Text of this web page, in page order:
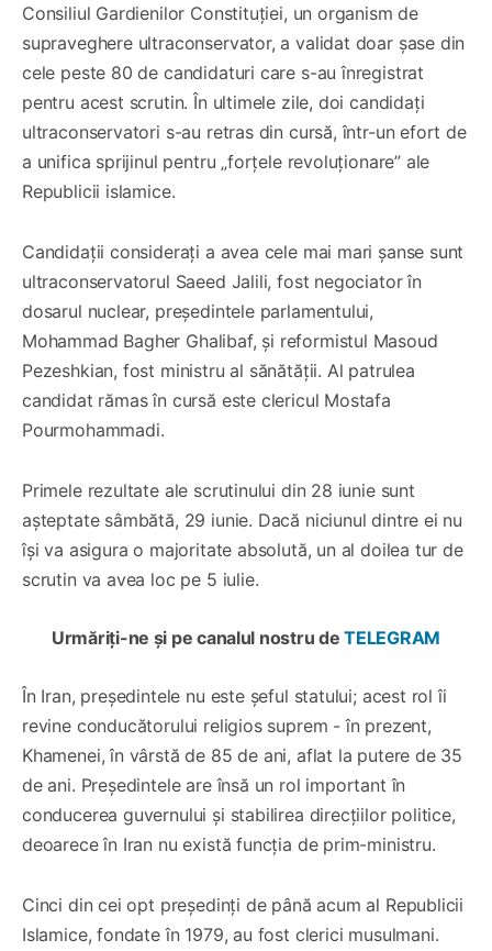
Consiliul Gardienilor Constituției, un organism de
supraveghere ultraconservator, a validat doar șase din
cele peste 80 de candidaturi care s-au înregistrat
pentru acest scrutin. În ultimele zile, doi candidați
ultraconservatori s-au retras din cursă, într-un efort de
a unifica sprijinul pentru „forțele revoluționare” ale
Republicii islamice.
Candidații considerați a avea cele mai mari șanse sunt
ultraconservatorul Saeed Jalili, fost negociator în
dosarul nuclear, președintele parlamentului,
Mohammad Bagher Ghalibaf, şi reformistul Masoud
Pezeshkian, fost ministru al sănătății. Al patrulea
candidat rămas în cursă este clericul Mostafa
Pourmohammadi.
Primele rezultate ale scrutinului din 28 iunie sunt
așteptate sâmbătă, 29 iunie. Dacă niciunul dintre ei nu
își va asigura o majoritate absolută, un al doilea tur de
scrutin va avea loc pe 5 iulie.
Urmăriți-ne și pe canalul nostru deTELEGRAM
În Iran, președintele nu este șeful statului; acest rol îi
revine conducătorului religios suprem - în prezent,
Khamenei, în vârstă de 85 de ani, aflat la putere de 35
de ani. Președintele are însă un rol important în
conducerea guvernului şi stabilirea direcțiilor politice,
deoarece în Iran nu există funcția de prim-ministru.
Cinci din cei opt președinți de până acum al Republicii
Islamice, fondate în 1979, au fost clerici musulmani.